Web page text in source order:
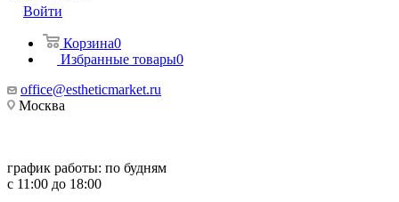
Войти
Корзина0
Избранные товары0
office@estheticmarket.ru
Москва
график работы: по будням
с 11:00 до 18:00